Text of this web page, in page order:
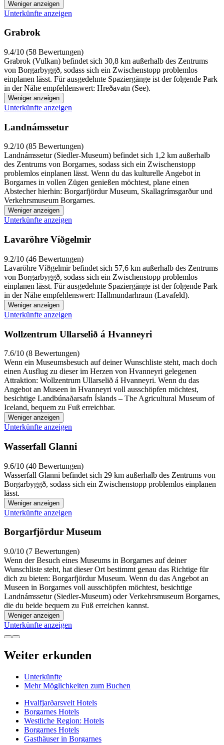
Weniger anzeigen
Unterkünfte anzeigen
Grabrok
9.4/10 (58 Bewertungen)
Grabrok (Vulkan) befindet sich 30,8 km außerhalb des Zentrums
von Borgarbyggð, sodass sich ein Zwischenstopp problemlos
einplanen lässt. Für ausgedehnte Spaziergänge ist der folgende Park
in der Nähe empfehlenswert: Hreðavatn (See).
Weniger anzeigen
Unterkünfte anzeigen
Landnámssetur
9.2/10 (85 Bewertungen)
Landnámssetur (Siedler-Museum) befindet sich 1,2 km außerhalb
des Zentrums von Borgarnes, sodass sich ein Zwischenstopp
problemlos einplanen lässt. Wenn du das kulturelle Angebot in
Borgarnes in vollen Zügen genießen möchtest, plane einen
Abstecher hierhin: Borgarfjördur Museum, Skallagrímsgarður und
Verkehrsmuseum Borgarnes.
Weniger anzeigen
Unterkünfte anzeigen
Lavaröhre Víðgelmir
9.2/10 (46 Bewertungen)
Lavaröhre Víðgelmir befindet sich 57,6 km außerhalb des Zentrums
von Borgarbyggð, sodass sich ein Zwischenstopp problemlos
einplanen lässt. Für ausgedehnte Spaziergänge ist der folgende Park
in der Nähe empfehlenswert: Hallmundarhraun (Lavafeld).
Weniger anzeigen
Unterkünfte anzeigen
Wollzentrum Ullarselið á Hvanneyri
7.6/10 (8 Bewertungen)
Wenn ein Museumsbesuch auf deiner Wunschliste steht, mach doch
einen Ausflug zu dieser im Herzen von Hvanneyri gelegenen
Attraktion: Wollzentrum Ullarselið á Hvanneyri. Wenn du das
Angebot an Museen in Hvanneyri voll ausschöpfen möchtest,
besichtige Landbúnaðarsafn Íslands – The Agricultural Museum of
Iceland, bequem zu Fuß erreichbar.
Weniger anzeigen
Unterkünfte anzeigen
Wasserfall Glanni
9.6/10 (40 Bewertungen)
Wasserfall Glanni befindet sich 29 km außerhalb des Zentrums von
Borgarbyggð, sodass sich ein Zwischenstopp problemlos einplanen
lässt.
Weniger anzeigen
Unterkünfte anzeigen
Borgarfjördur Museum
9.0/10 (7 Bewertungen)
Wenn der Besuch eines Museums in Borgarnes auf deiner
Wunschliste steht, hat dieser Ort bestimmt genau das Richtige für
dich zu bieten: Borgarfjördur Museum. Wenn du das Angebot an
Museen in Borgarnes voll ausschöpfen möchtest, besichtige
Landnámssetur (Siedler-Museum) oder Verkehrsmuseum Borgarnes,
die du beide bequem zu Fuß erreichen kannst.
Weniger anzeigen
Unterkünfte anzeigen
Weiter erkunden
Unterkünfte
Mehr Möglichkeiten zum Buchen
Hvalfjarðarsveit Hotels
Borgarnes Hotels
Westliche Region: Hotels
Borgarnes Hotels
Gasthäuser in Borgarnes